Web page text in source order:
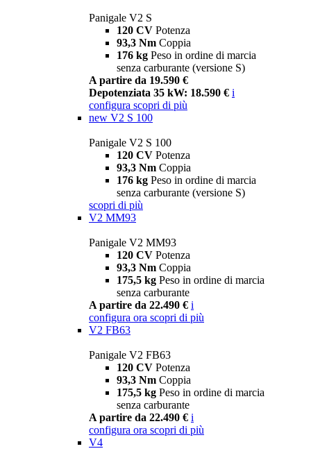
Panigale V2 S
120 CV Potenza
93,3 Nm Coppia
176 kg Peso in ordine di marcia
senza carburante (versione S)
A partire da 19.590 €
Depotenziata 35 kW: 18.590 € i
configura scopri di più
new V2 S 100
Panigale V2 S 100
120 CV Potenza
93,3 Nm Coppia
176 kg Peso in ordine di marcia
senza carburante (versione S)
scopri di più
V2 MM93
Panigale V2 MM93
120 CV Potenza
93,3 Nm Coppia
175,5 kg Peso in ordine di marcia
senza carburante
A partire da 22.490 € i
configura ora scopri di più
V2 FB63
Panigale V2 FB63
120 CV Potenza
93,3 Nm Coppia
175,5 kg Peso in ordine di marcia
senza carburante
A partire da 22.490 € i
configura ora scopri di più
V4